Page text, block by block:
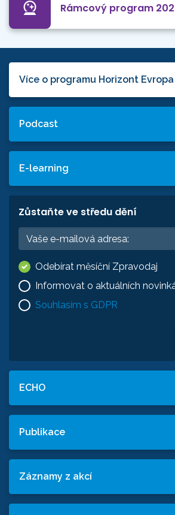
Rámcový program
Více o programu Horizont Evropa
Podcast
E-learning
Zůstaňte ve středu dění
Odebírat měsíční Zpravodaj
Informovat o aktuálních
Souhlasím s GDPR
ECHO
Publikace
Záznamy z akcí